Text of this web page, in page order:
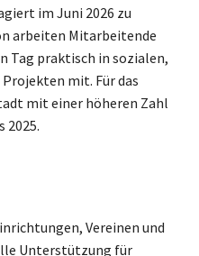
im Juni 2026 zu
arbeiten Mitarbeitende
Tag praktisch in sozialen,
mit. Für das
mit einer höheren Zahl
2025.
Vereinen und
Unterstützung für